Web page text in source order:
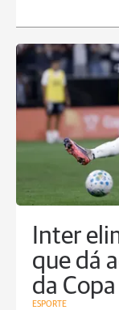
Inter
que dá
da
ESPORTE